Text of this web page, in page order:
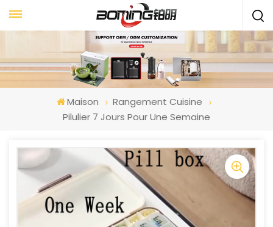
Maison
Rangement Cuisine
Pilulier 7 Jours Pour Une Semaine